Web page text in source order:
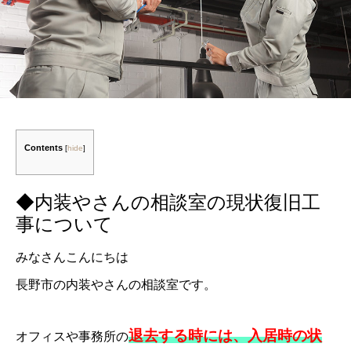
Contents [hide]
◆内装やさんの相談室の現状復旧工
事について
みなさんこんにちは
長野市の内装やさんの相談室です。
オフィスや事務所の退去する時には、入居時の状